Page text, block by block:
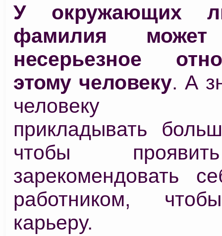
У окружающих
фамилия может
несерьезное
этому человеку. А
человеку
прикладывать
чтобы
зарекомендовать
работником,
карьеру.